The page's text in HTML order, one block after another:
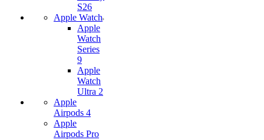
S26
Apple Watch
Apple
Watch
Series
9
Apple
Watch
Ultra 2
Apple
Airpods 4
Apple
Airpods Pro